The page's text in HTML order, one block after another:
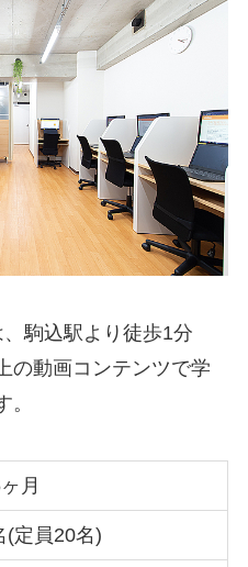
駒込駅より徒歩1分
の動画コンテンツで学
月
(定員20名)